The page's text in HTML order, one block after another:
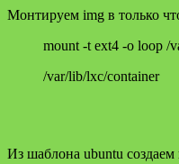
Монтируем img в только
mount -t ext4 -o loop /
/var/lib/lxc/container
Из шаблона ubuntu создаем